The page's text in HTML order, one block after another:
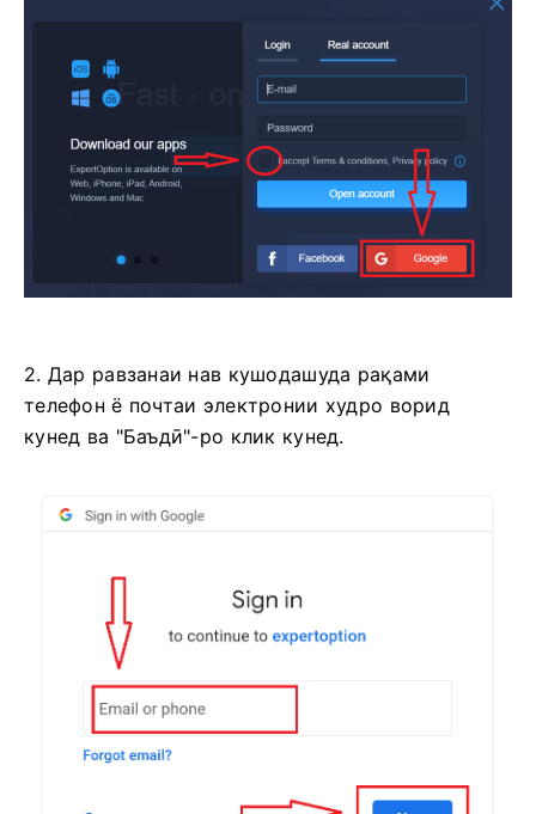
2. Дар равзанаи нав кушодашуда рақами
телефон ё почтаи электронии худро ворид
кунед ва "Баъдӣ"-ро клик кунед.